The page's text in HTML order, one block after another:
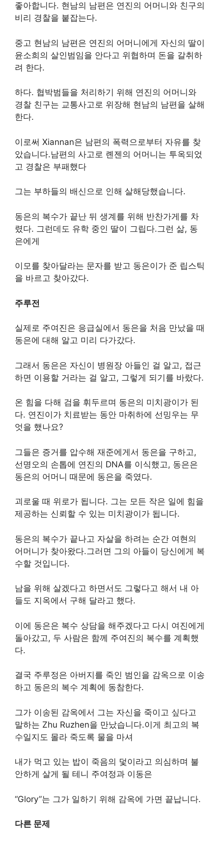
좋아합니다. 현남의 남편은 연진의 어머니와 친구의
비리 경찰을 붙잡는다.
중고 현남의 남편은 연진의 어머니에게 자신의 딸이
윤소희의 살인범임을 안다고 위협하며 돈을 갈취하
려 한다.
하다. 협박범들을 처리하기 위해 연진의 어머니와
경찰 친구는 교통사고로 위장해 현남의 남편을 살해
한다.
이로써 Xiannan은 남편의 폭력으로부터 자유를 찾
았습니다.남편의 사고로 롄젠의 어머니는 투옥되었
고 경찰은 부패했다
그는 부하들의 배신으로 인해 살해당했습니다.
동은의 복수가 끝난 뒤 생계를 위해 반찬가게를 차
렸다. 그런데도 유학 중인 딸이 그립다.그런 삶, 동
은에게
이모를 찾아달라는 문자를 받고 동은이가 준 립스틱
을 바르고 찾아갔다.
주루전
실제로 주여진은 응급실에서 동은을 처음 만났을 때
동은에 대해 알고 미리 다가갔다.
그래서 동은은 자신이 병원장 아들인 걸 알고, 접근
하면 이용할 거라는 걸 알고, 그렇게 되기를 바랐다.
온 힘을 다해 검을 휘두르며 동은의 미치광이가 된
다. 연진이가 치료받는 동안 마취하에 선밍우는 무
엇을 했나요?
그들은 증거를 압수해 재준에게서 동은을 구하고,
선명오의 손톱에 연진의 DNA를 이식했고, 동은은
동은의 어머니 때문에 동은을 죽였다.
괴로울 때 위로가 됩니다. 그는 모든 작은 일에 힘을
제공하는 신뢰할 수 있는 미치광이가 됩니다.
동은의 복수가 끝나고 자살을 하려는 순간 여현의
어머니가 찾아왔다.그러면 그의 아들이 당신에게 복
수할 것입니다.
남을 위해 살겠다고 하면서도 그렇다고 해서 내 아
들도 지옥에서 구해 달라고 했다.
이에 동은은 복수 상담을 해주겠다고 다시 여진에게
돌아갔고, 두 사람은 함께 주여진의 복수를 계획했
다.
결국 주루정은 아버지를 죽인 범인을 감옥으로 이송
하고 동은의 복수 계획에 동참한다.
그가 이송된 감옥에서 그는 자신을 죽이고 싶다고
말하는 Zhu Ruzhen을 만났습니다.이게 최고의 복
수일지도 몰라 죽도록 물을 마셔
내가 먹고 있는 밥이 죽음의 덫이라고 의심하며 불
안하게 살게 될 테니 주여정과 이동은
“Glory”는 그가 일하기 위해 감옥에 가면 끝납니다.
다른 문제